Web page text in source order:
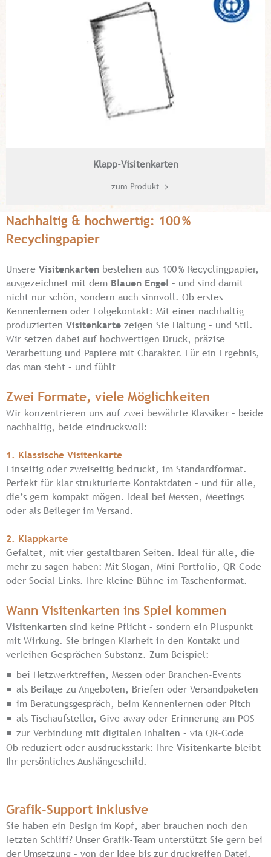
Klapp-Visitenkarten
zum Produkt
Nachhaltig & hochwertig: 100 %
Recyclingpapier
Unsere Visitenkarten bestehen aus 100 % Recyclingpapier,
ausgezeichnet mit dem Blauen Engel – und sind damit
nicht nur schön, sondern auch sinnvoll. Ob erstes
Kennenlernen oder Folgekontakt: Mit einer nachhaltig
produzierten Visitenkarte zeigen Sie Haltung – und Stil.
Wir setzen dabei auf hochwertigen Druck, präzise
Verarbeitung und Papiere mit Charakter. Für ein Ergebnis,
das man sieht – und fühlt
Zwei Formate, viele Möglichkeiten
Wir konzentrieren uns auf zwei bewährte Klassiker – beide
nachhaltig, beide eindrucksvoll:
1. Klassische Visitenkarte
Einseitig oder zweiseitig bedruckt, im Standardformat.
Perfekt für klar strukturierte Kontaktdaten – und für alle,
die’s gern kompakt mögen. Ideal bei Messen, Meetings
oder als Beileger im Versand.
2. Klappkarte
Gefaltet, mit vier gestaltbaren Seiten. Ideal für alle, die
mehr zu sagen haben: Mit Slogan, Mini-Portfolio, QR-Code
oder Social Links. Ihre kleine Bühne im Taschenformat.
Wann Visitenkarten ins Spiel kommen
Visitenkarten sind keine Pflicht – sondern ein Pluspunkt
mit Wirkung. Sie bringen Klarheit in den Kontakt und
verleihen Gesprächen Substanz. Zum Beispiel:
bei Netzwerktreffen, Messen oder Branchen-Events
als Beilage zu Angeboten, Briefen oder Versandpaketen
im Beratungsgespräch, beim Kennenlernen oder Pitch
als Tischaufsteller, Give-away oder Erinnerung am POS
zur Verbindung mit digitalen Inhalten – via QR-Code
Ob reduziert oder ausdrucksstark: Ihre Visitenkarte bleibt
Ihr persönliches Aushängeschild.
Grafik-Support inklusive
Sie haben ein Design im Kopf, aber brauchen noch den
letzten Schliff? Unser Grafik-Team unterstützt Sie gern bei
der Umsetzung – von der Idee bis zur druckreifen Datei.